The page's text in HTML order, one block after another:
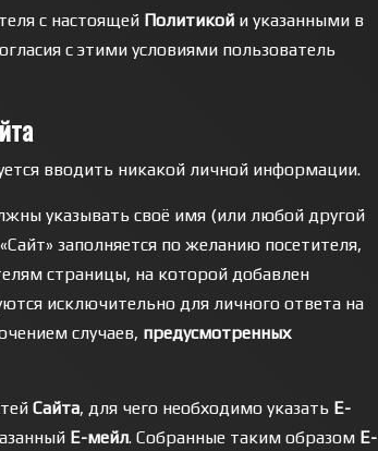
с настоящей Политикой и указанными в
с этими условиями пользователь
вводить никакой личной информации.
указывать своё имя (или любой другой
заполняется по желанию посетителя,
страницы, на которой добавлен
исключительно для личного ответа на
случаев, предусмотренных
Сайта, для чего необходимо указать Е-
Е-мейл. Собранные таким образом Е-